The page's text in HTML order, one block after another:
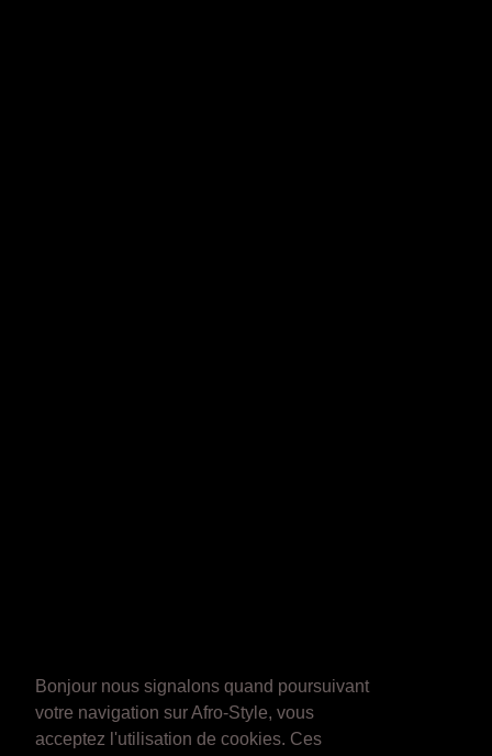
Bonjour nous signalons quand poursuivant
votre navigation sur Afro-Style, vous
acceptez l'utilisation de cookies. Ces